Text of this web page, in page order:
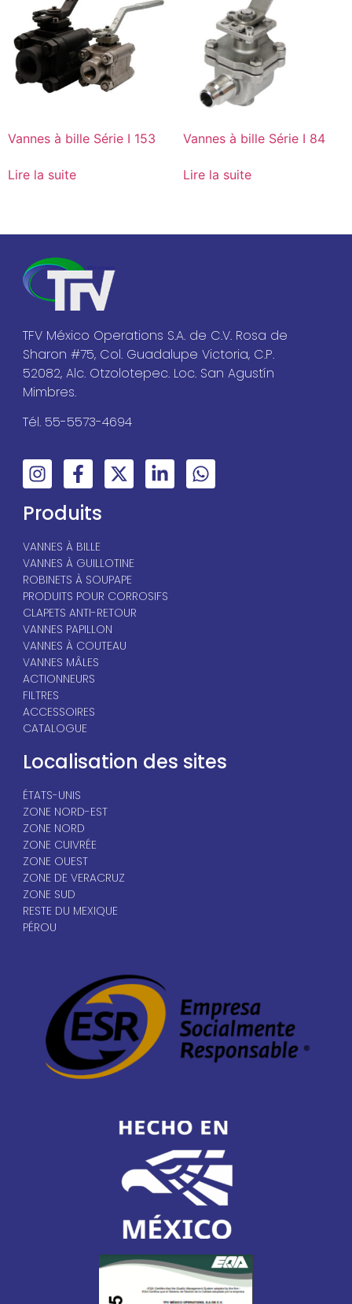
Vannes à bille Série I 153
Lire la suite
Vannes à bille Série I 84
Lire la suite
TFV México Operations S.A. de C.V. Rosa de
Sharon #75, Col. Guadalupe Victoria, C.P.
52082, Alc. Otzolotepec. Loc. San Agustín
Mimbres.
Tél. 55-5573-4694
Produits
VANNES À BILLE
VANNES À GUILLOTINE
ROBINETS À SOUPAPE
PRODUITS POUR CORROSIFS
CLAPETS ANTI-RETOUR
VANNES PAPILLON
VANNES À COUTEAU
VANNES MÂLES
ACTIONNEURS
FILTRES
ACCESSOIRES
CATALOGUE
Localisation des sites
ÉTATS-UNIS
ZONE NORD-EST
ZONE NORD
ZONE CUIVRÉE
ZONE OUEST
ZONE DE VERACRUZ
ZONE SUD
RESTE DU MEXIQUE
PÉROU